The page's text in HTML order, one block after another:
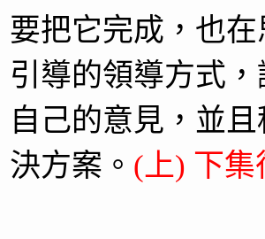
要把它完成，也
引導的領導方式
自己的意見，並
決方案。 (上) 下集